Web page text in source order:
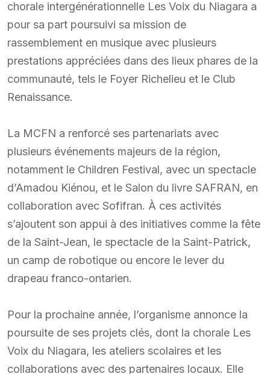
chorale intergénérationnelle Les Voix du Niagara a
pour sa part poursuivi sa mission de
rassemblement en musique avec plusieurs
prestations appréciées dans des lieux phares de la
communauté, tels le Foyer Richelieu et le Club
Renaissance.
La MCFN a renforcé ses partenariats avec
plusieurs événements majeurs de la région,
notamment le Children Festival, avec un spectacle
d’Amadou Kiénou, et le Salon du livre SAFRAN, en
collaboration avec Sofifran. À ces activités
s’ajoutent son appui à des initiatives comme la fête
de la Saint-Jean, le spectacle de la Saint-Patrick,
un camp de robotique ou encore le lever du
drapeau franco-ontarien.
Pour la prochaine année, l’organisme annonce la
poursuite de ses projets clés, dont la chorale Les
Voix du Niagara, les ateliers scolaires et les
collaborations avec des partenaires locaux. Elle